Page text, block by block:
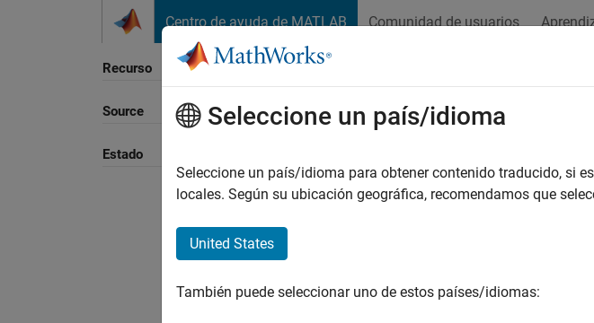
Centro de ayuda de MATLAB Comunidad de usuarios
Recurso
Source
Estado
Ordenar por
Seleccione un país/idioma
Seleccione un país/idioma para obtener contenido traducido, si
locales. Según su ubicación geográfica, recomendamos que
United States
También puede seleccionar uno de estos países/idiomas: